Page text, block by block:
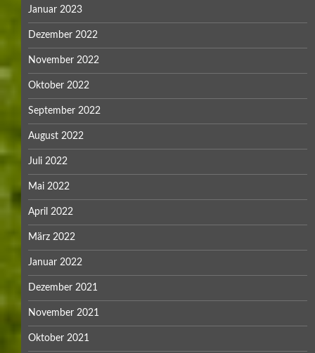
Januar 2023
Dezember 2022
November 2022
Oktober 2022
September 2022
August 2022
Juli 2022
Mai 2022
April 2022
März 2022
Januar 2022
Dezember 2021
November 2021
Oktober 2021